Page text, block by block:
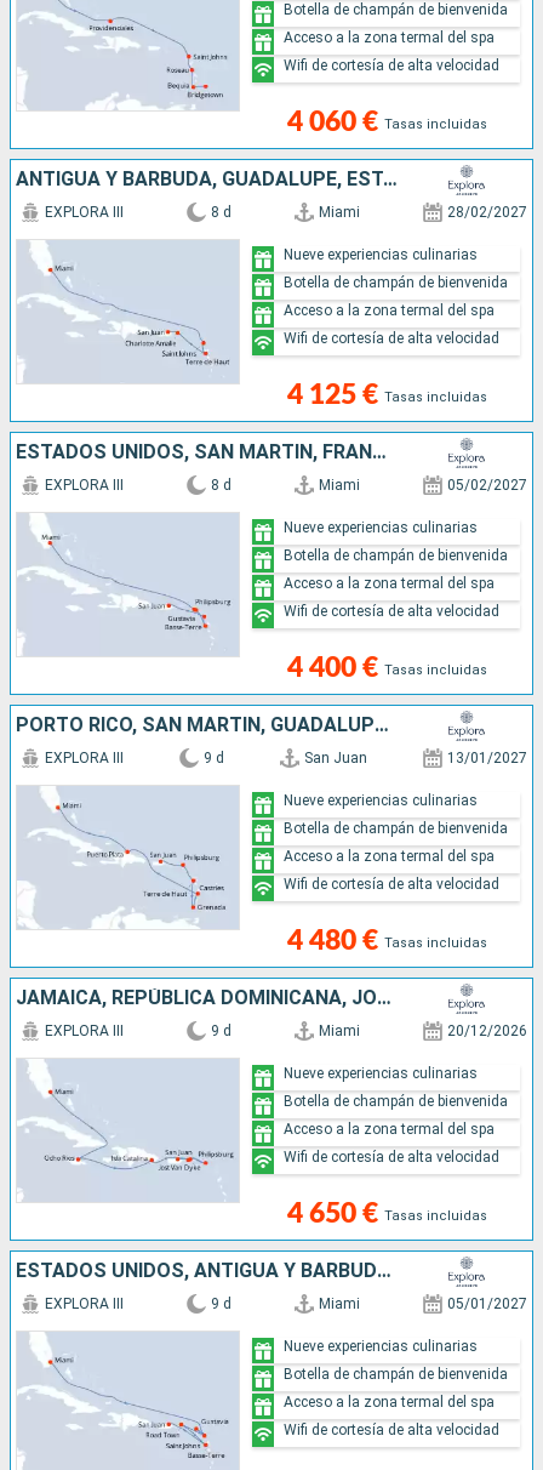
4 060 € Tasas incluidas
Botella de champán de bienvenida
Acceso a la zona termal del spa
Wifi de cortesía de alta velocidad
ANTIGUA Y BARBUDA, GUADALUPE, ESTADOS UNIDOS, PORTO RICO
EXPLORA III 8 d Miami 28/02/2027
4 125 € Tasas incluidas
Nueve experiencias culinarias
Botella de champán de bienvenida
Acceso a la zona termal del spa
Wifi de cortesía de alta velocidad
ESTADOS UNIDOS, SAN MARTÍN, FRANCIA, GUADALUPE, ANTIGUA Y BARBUDA, PORTO RICO
EXPLORA III 8 d Miami 05/02/2027
4 400 € Tasas incluidas
Nueve experiencias culinarias
Botella de champán de bienvenida
Acceso a la zona termal del spa
Wifi de cortesía de alta velocidad
PORTO RICO, SAN MARTÍN, GUADALUPE, GRENADA, SANTA LUCIA, REPÚBLICA DOMINICANA, ESTADOS UNIDOS
EXPLORA III 9 d San Juan 13/01/2027
4 480 € Tasas incluidas
Nueve experiencias culinarias
Botella de champán de bienvenida
Acceso a la zona termal del spa
Wifi de cortesía de alta velocidad
JAMAICA, REPÚBLICA DOMINICANA, JOST VAN DYKE, SAN MARTÍN, ESTADOS UNIDOS, PORTO RICO
EXPLORA III 9 d Miami 20/12/2026
4 650 € Tasas incluidas
Nueve experiencias culinarias
Botella de champán de bienvenida
Acceso a la zona termal del spa
Wifi de cortesía de alta velocidad
ESTADOS UNIDOS, ANTIGUA Y BARBUDA, FRANCIA, TÓRTOLA, GUADALUPE, PORTO RICO
EXPLORA III 9 d Miami 05/01/2027
Nueve experiencias culinarias
Botella de champán de bienvenida
Acceso a la zona termal del spa
Wifi de cortesía de alta velocidad